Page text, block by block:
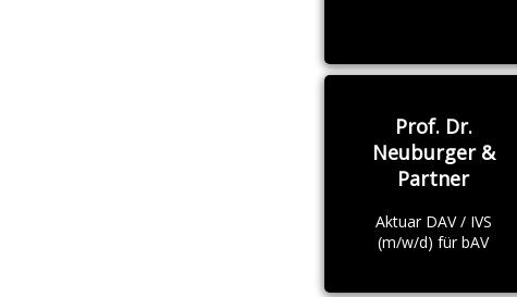
Prof. Dr.
Neuburger &
Partner
Aktuar DAV / IVS
(m/w/d) für bAV